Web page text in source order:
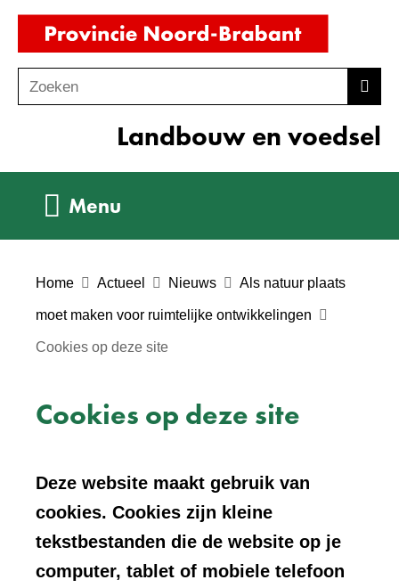
Ga
de
inhoud
o
Zoeken
Landbouw en voedsel
Menu
Home Actueel Nieuws Als natuur plaats
moet maken voor ruimtelijke ontwikkelingen
Cookies op deze site
Cookies op deze site
Deze website maakt gebruik van
cookies. Cookies zijn kleine
tekstbestanden die de website op je
computer, tablet of mobiele telefoon